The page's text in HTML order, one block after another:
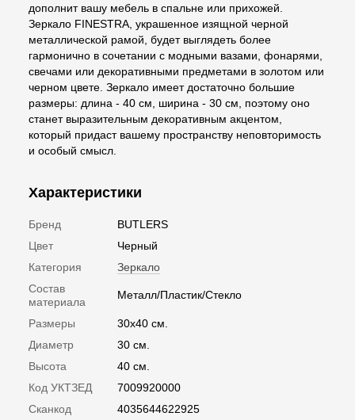
дополнит вашу мебель в спальне или прихожей.
Зеркало FINESTRA, украшенное изящной черной
металлической рамой, будет выглядеть более
гармонично в сочетании с модными вазами, фонарями,
свечами или декоративными предметами в золотом или
черном цвете. Зеркало имеет достаточно большие
размеры: длина - 40 см, ширина - 30 см, поэтому оно
станет выразительным декоративным акцентом,
который придаст вашему пространству неповторимость
и особый смысл.
Характеристики
Бренд
BUTLERS
Цвет
Черный
Категория
Зеркало
Состав
материала
Металл/Пластик/Стекло
Размеры
30х40 см.
Диаметр
30 см.
Высота
40 см.
Код УКТЗЕД
7009920000
Сканкод
4035644622925